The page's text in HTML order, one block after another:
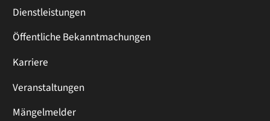
Dienstleistungen
Öffentliche Bekanntmachungen
Karriere
Veranstaltungen
Mängelmelder